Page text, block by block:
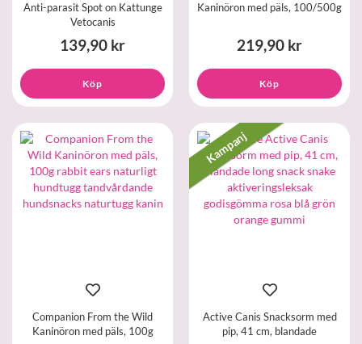
Anti-parasit Spot on Kattunge
Vetocanis
139,90 kr
Köp
Kaninöron med päls, 100/500g
219,90 kr
Köp
Companion From the Wild
Kaninöron med päls, 100g
Kampanj
Active Canis Snacksorm med
pip, 41 cm, blandade